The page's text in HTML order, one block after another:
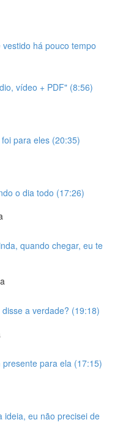
há pouco tempo
vídeo + PDF" (8:56)
para eles (20:35)
o dia todo (17:26)
quando chegar, eu te
a verdade? (19:18)
para ela (17:15)
ideia, eu não precisei de